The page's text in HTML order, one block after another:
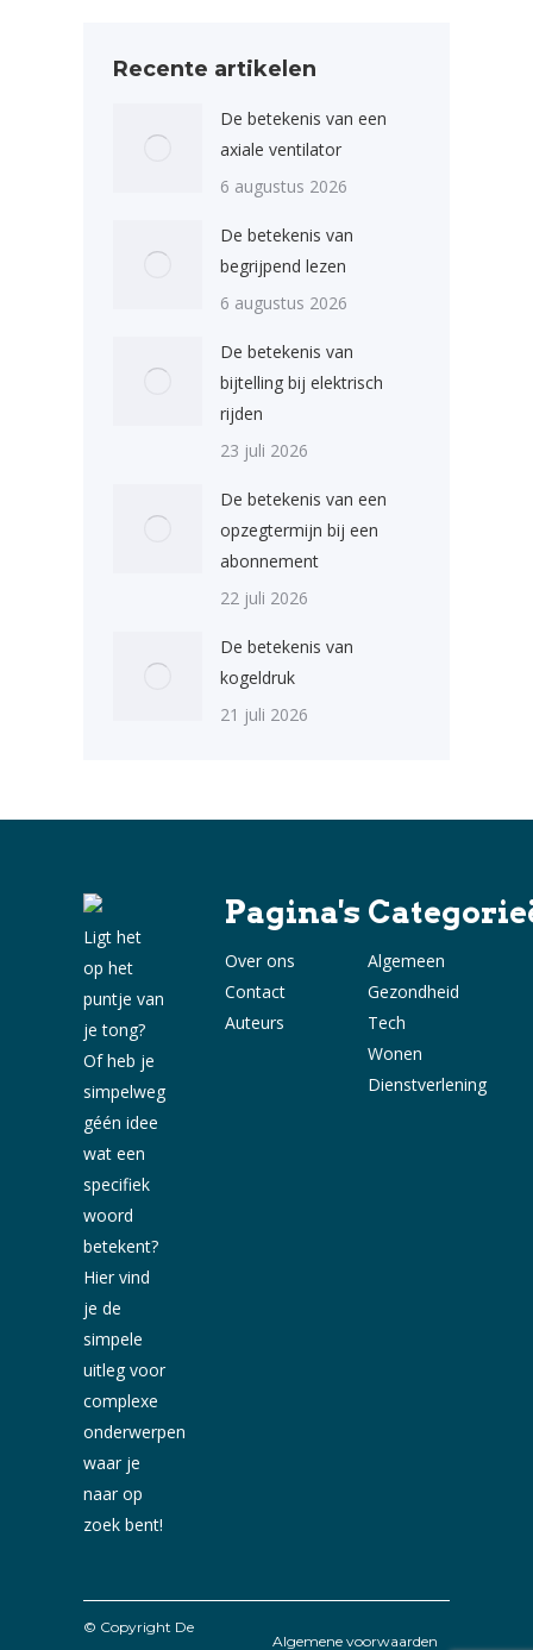
Recente artikelen
De betekenis van een
axiale ventilator
6 augustus 2026
De betekenis van
begrijpend lezen
6 augustus 2026
De betekenis van
bijtelling bij elektrisch
rijden
23 juli 2026
De betekenis van een
opzegtermijn bij een
abonnement
22 juli 2026
De betekenis van
kogeldruk
21 juli 2026
Ligt het
op het
puntje van
je tong?
Of heb je
simpelweg
géén idee
wat een
specifiek
woord
betekent?
Hier vind
je de
simpele
uitleg voor
complexe
onderwerpen
waar je
naar op
zoek bent!
Pagina's
Over ons
Contact
Auteurs
Algemeen
Gezondheid
Tech
Wonen
Dienstverlening
© Copyright De
Algemene voorwaarden